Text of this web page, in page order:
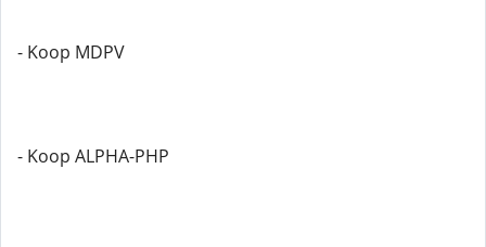
- Koop MDPV
- Koop ALPHA-PHP